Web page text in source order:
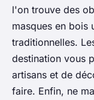
l'on trouve des
masques en bois
traditionnelles.
destination vous
artisans et de
faire. Enfin, ne